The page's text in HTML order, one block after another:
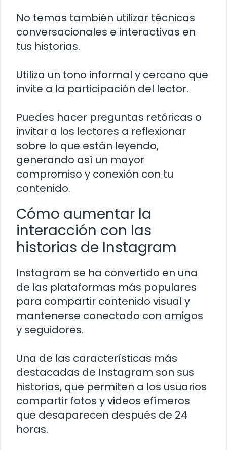
No temas también utilizar técnicas
conversacionales e interactivas en
tus historias.
Utiliza un tono informal y cercano que
invite a la participación del lector.
Puedes hacer preguntas retóricas o
invitar a los lectores a reflexionar
sobre lo que están leyendo,
generando así un mayor
compromiso y conexión con tu
contenido.
Cómo aumentar la
interacción con las
historias de Instagram
Instagram se ha convertido en una
de las plataformas más populares
para compartir contenido visual y
mantenerse conectado con amigos
y seguidores.
Una de las características más
destacadas de Instagram son sus
historias, que permiten a los usuarios
compartir fotos y videos efímeros
que desaparecen después de 24
horas.